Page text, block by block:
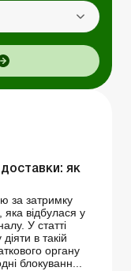
як
за затримку
відбулася у
У статті
в такій
органу
блокуванн...